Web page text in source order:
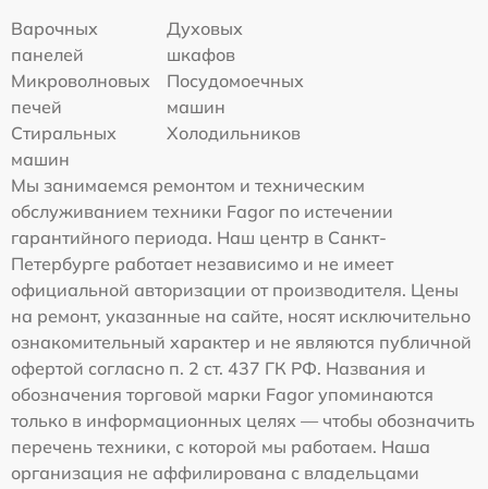
Варочных
панелей
Духовых
шкафов
Микроволновых
печей
Посудомоечных
машин
Стиральных
машин
Холодильников
Мы занимаемся ремонтом и техническим
обслуживанием техники Fagor по истечении
гарантийного периода. Наш центр в Санкт-
Петербурге работает независимо и не имеет
официальной авторизации от производителя. Цены
на ремонт, указанные на сайте, носят исключительно
ознакомительный характер и не являются публичной
офертой согласно п. 2 ст. 437 ГК РФ. Названия и
обозначения торговой марки Fagor упоминаются
только в информационных целях — чтобы обозначить
перечень техники, с которой мы работаем. Наша
организация не аффилирована с владельцами